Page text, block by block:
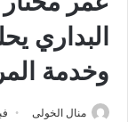
البداري
وخدمة
منال الخولى